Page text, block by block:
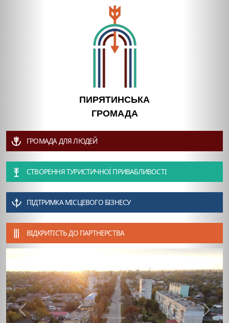
ПИРЯТИНСЬКА
ГРОМАДА
ГРОМАДА ДЛЯ ЛЮДЕЙ
СТВОРЕННЯ ТУРИСТИЧНОЇ ПРИВАБЛИВОСТІ
ПІДТРИМКА МІСЦЕВОГО БІЗНЕСУ
ВІДКРИТІСТЬ ДО ПАРТНЕРСТВА
Previous Next